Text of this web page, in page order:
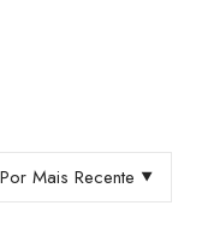
Mais Recente